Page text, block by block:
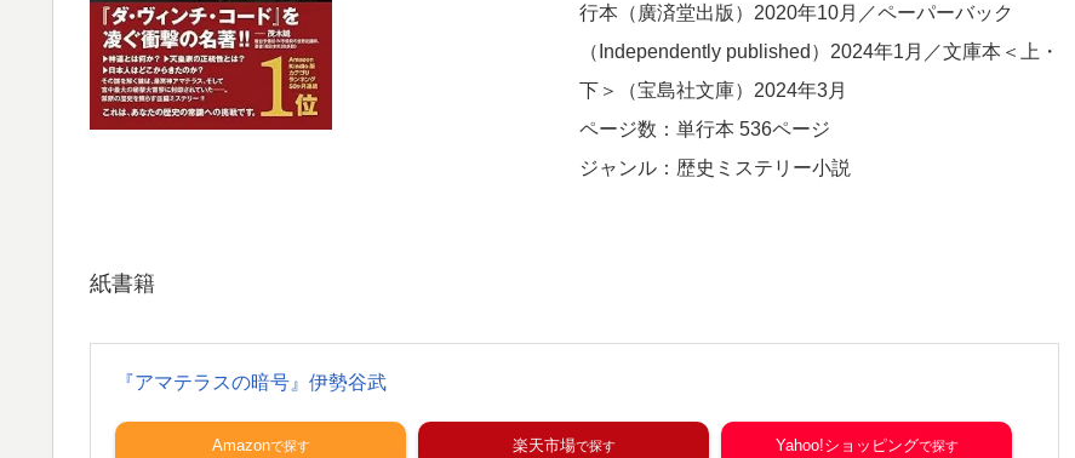
行本（廣済堂出版）2020年10月 ／ペーパーバック
（Independently published）2024年1月 ／文庫本＜上・
下＞（宝島社文庫）2024年3月
ページ数：単行本 536ページ
ジャンル：歴史ミステリー小説
紙書籍
『アマテラスの暗号』伊勢谷武
Amazon 楽天市場 Yahoo!ショッピング